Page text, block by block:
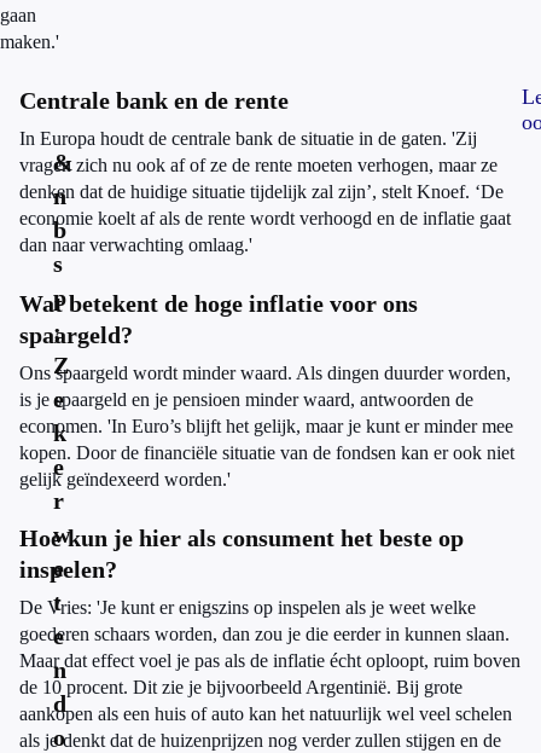
gaan
maken.'
&
n
b
s
p
;
Z
e
k
e
r
w
e
t
e
n
d
o
Centrale bank en de rente
In Europa houdt de centrale bank de situatie in de gaten. 'Zij
vragen zich nu ook af of ze de rente moeten verhogen, maar ze
denken dat de huidige situatie tijdelijk zal zijn’, stelt Knoef. ‘De
economie koelt af als de rente wordt verhoogd en de inflatie gaat
dan naar verwachting omlaag.'
Wat betekent de hoge inflatie voor ons
spaargeld?
Ons spaargeld wordt minder waard. Als dingen duurder worden,
is je spaargeld en je pensioen minder waard, antwoorden de
economen. 'In Euro’s blijft het gelijk, maar je kunt er minder mee
kopen. Door de financiële situatie van de fondsen kan er ook niet
gelijk geïndexeerd worden.'
Hoe kun je hier als consument het beste op
inspelen?
De Vries: 'Je kunt er enigszins op inspelen als je weet welke
goederen schaars worden, dan zou je die eerder in kunnen slaan.
Maar dat effect voel je pas als de inflatie écht oploopt, ruim boven
de 10 procent. Dit zie je bijvoorbeeld Argentinië. Bij grote
aankopen als een huis of auto kan het natuurlijk wel veel schelen
als je denkt dat de huizenprijzen nog verder zullen stijgen en de